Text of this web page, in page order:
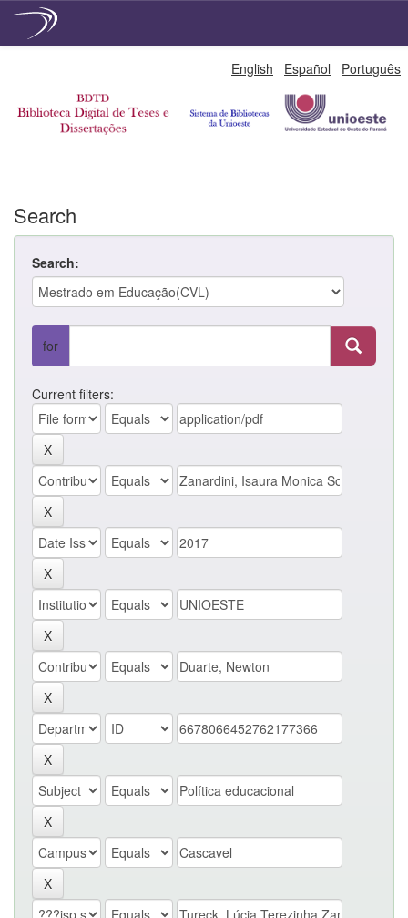
English Español Português
Search
Search:
for
Current filters: